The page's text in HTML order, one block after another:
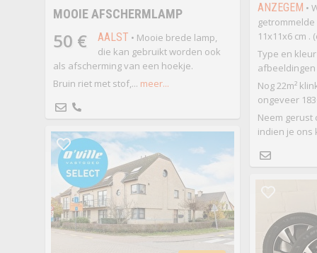
ANZEGEM •
11x11x6 cm .
Type en
Nog 22m²
ongeveer
Neem gerust
indien je ons
MOOIE AFSCHERMLAMP
50 € AALST • Mooie brede lamp,
die kan gebruikt worden ook
als afscherming van een hoekje.
Bruin riet met stof,... meer...